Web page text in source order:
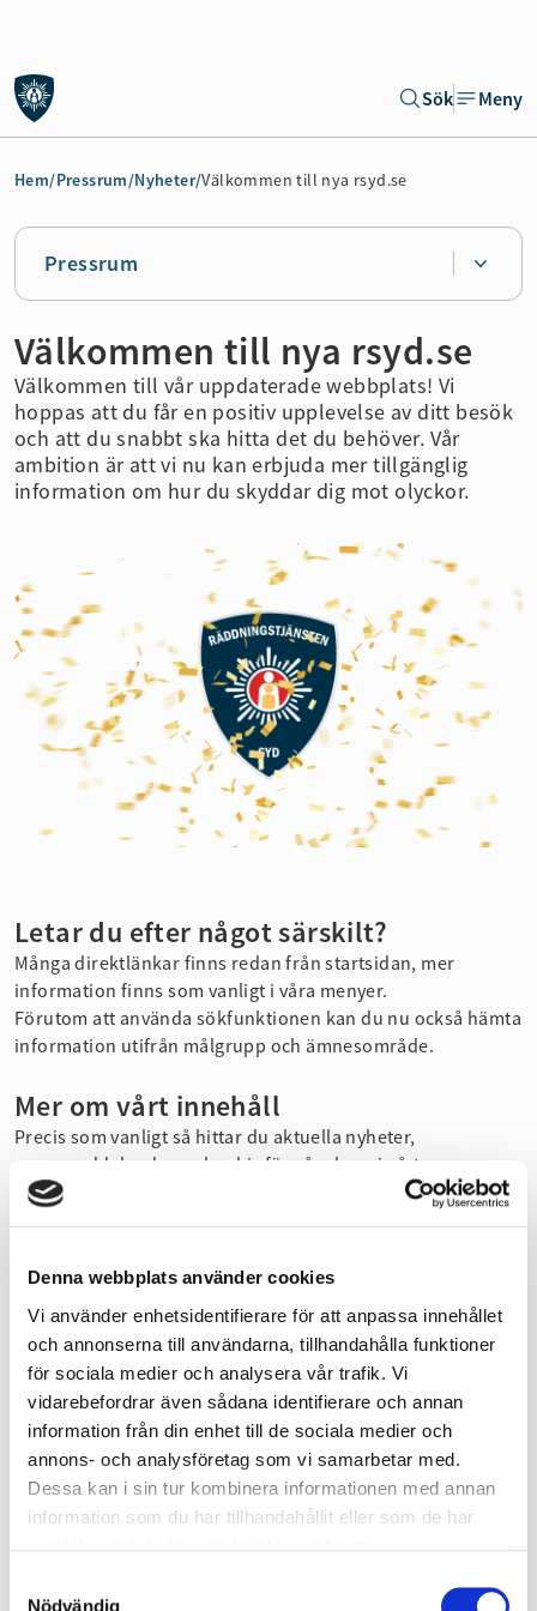
Denna webbplats använder cookies
Vi använder enhetsidentifierare för att anpassa innehållet
och annonserna till användarna, tillhandahålla funktioner
för sociala medier och analysera vår trafik. Vi
vidarebefordrar även sådana identifierare och annan
information från din enhet till de sociala medier och
annons- och analysföretag som vi samarbetar med.
Dessa kan i sin tur kombinera informationen med annan
information som du har tillhandahållit eller som de har
Nödvändig
Sök Meny
Hem/Pressrum/Nyheter/Välkommen till nya rsyd.se
Pressrum
Välkommen till nya rsyd.se
Välkommen till vår uppdaterade webbplats! Vi
hoppas att du får en positiv upplevelse av ditt besök
och att du snabbt ska hitta det du behöver. Vår
ambition är att vi nu kan erbjuda mer tillgänglig
information om hur du skyddar dig mot olyckor.
Letar du efter något särskilt?
Många direktlänkar finns redan från startsidan, mer
information finns som vanligt i våra menyer.
Förutom att använda sökfunktionen kan du nu också hämta
information utifrån målgrupp och ämnesområde.
Mer om vårt innehåll
Precis som vanligt så hittar du aktuella nyheter,
pressmeddelanden och arkiv för våra larm i vårt pressrum.
Härifrån kan du även välja att prenumerera så att du inte
rådgivning om vad du kan göra själv för att skydda dig mot
hemberedskap. Här hittar du också information om
hjälpmedel som förstärker brandskyddet om du har svårt
att upptäcka en brand eller utrymma på egen hand.
Företag:Här samlar vi information om vad du som
företagare behöver tänka på. Det kan handla om det
systematiska brandskyddsarbetet, tillstånd för brandfarlig
vara, automatlarm eller farlig verksamhet. Här finns också
våra Råd och anvisningar för till exempel utrymning,
Vid olyckor:Om något inträffar är det viktigt att veta vad du